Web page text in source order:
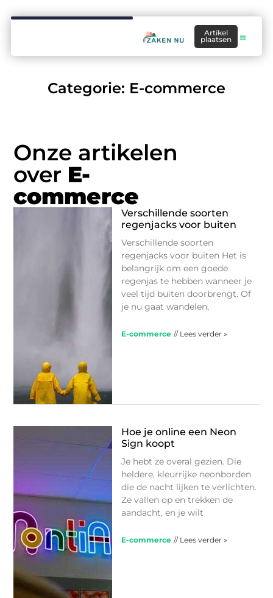
Artikel
plaatsen
Categorie: E-commerce
Onze artikelen
over E-
commerce
Verschillende soorten
regenjacks voor buiten
Verschillende soorten
regenjacks voor buiten Het is
belangrijk om een goede
regenjas te hebben wanneer je
veel tijd buiten doorbrengt. Of
je nu gaat wandelen,
E-commerce // Lees verder »
Hoe je online een Neon
Sign koopt
Je hebt ze overal gezien. Die
heldere, kleurrijke neonborden
die de nacht lijken te verlichten.
Ze vallen op en trekken de
aandacht, en je wilt
E-commerce // Lees verder »